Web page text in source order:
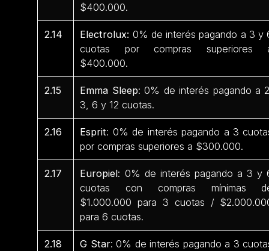
$400.000.
2.14 Electrolux: 0% de interés pagando a 3 y
cuotas por compras superiores
$400.000.
2.15 Emma Sleep: 0% de interés pagando a
3, 6 y 12 cuotas.
2.16 Esprit: 0% de interés pagando a 3
por compras superiores a $300.000.
2.17 Europiel: 0% de interés pagando a 3 y
cuotas con compras mínimas
$1.000.000 para 3 cuotas /
para 6 cuotas.
2.18 G Star: 0% de interés pagando a 3